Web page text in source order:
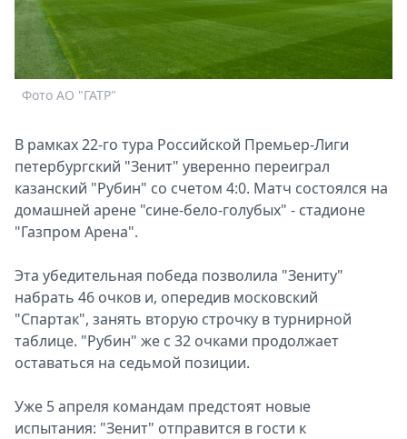
релизы
О
Metro
Стримы
Выборы
2026
Скачай
Metro
Фото АО "ГАТР"
В рамках 22-го тура Российской Премьер-Лиги
петербургский "Зенит" уверенно переиграл
казанский "Рубин" со счетом 4:0. Матч состоялся на
домашней арене "сине-бело-голубых" - стадионе
"Газпром Арена".
Эта убедительная победа позволила "Зениту"
набрать 46 очков и, опередив московский
"Спартак", занять вторую строчку в турнирной
таблице. "Рубин" же с 32 очками продолжает
оставаться на седьмой позиции.
Уже 5 апреля командам предстоят новые
испытания: "Зенит" отправится в гости к